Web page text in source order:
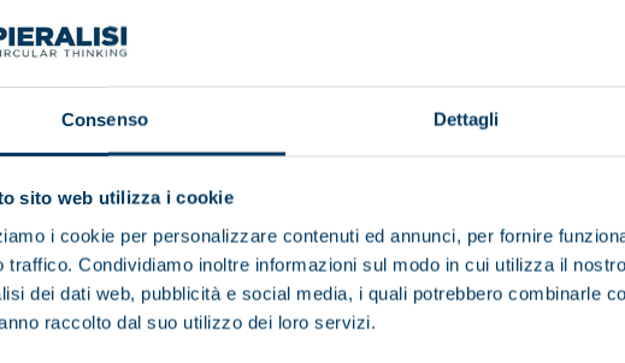
Consenso Dettagli
sito web utilizza i cookie
i cookie per personalizzare contenuti ed annunci, per fornire
traffico. Condividiamo inoltre informazioni sul modo in cui utilizza il
dei dati web, pubblicità e social media, i quali potrebbero combinarle
raccolto dal suo utilizzo dei loro servizi.
tienen una importancia fundamental para